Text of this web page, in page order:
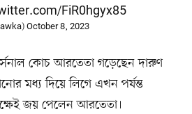
FiR0hgyx85
October 8, 2023
কোচ আরতেতা গড়েছেন দারুণ
মধ্য দিয়ে লিগে এখন পর্যন্ত
জয় পেলেন আরতেতা।